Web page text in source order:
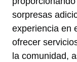
sorpresas
experiencia en
ofrecer
la comunidad,